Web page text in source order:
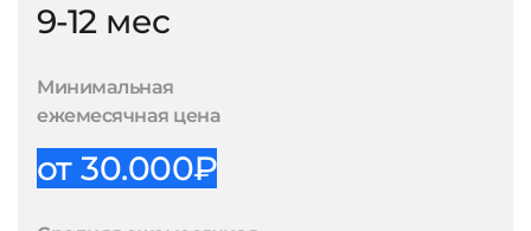
9-12 мес
Минимальная
ежемесячная цена
от 30.000₽